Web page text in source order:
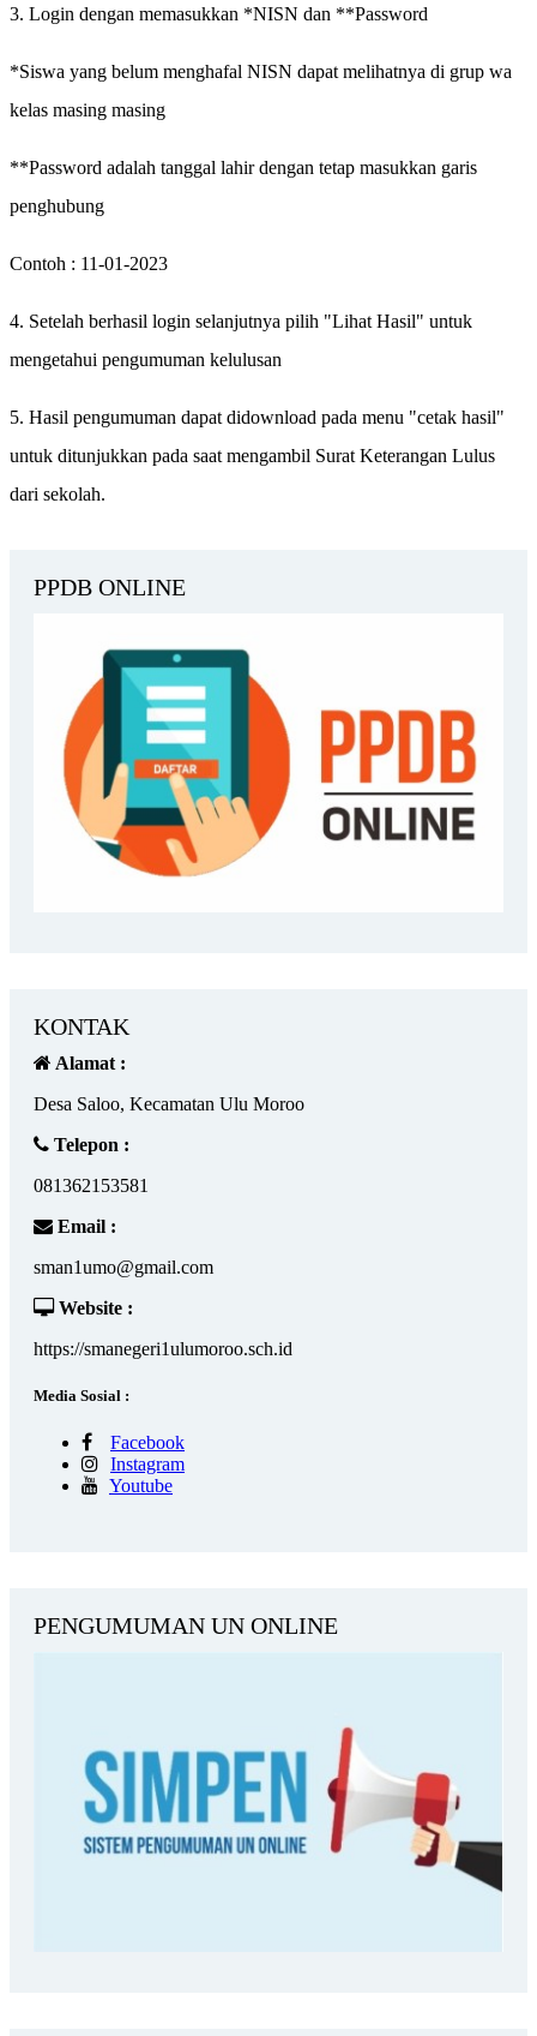
3. Login dengan memasukkan *NISN dan **Password
*Siswa yang belum menghafal NISN dapat melihatnya di grup wa
kelas masing masing
**Password adalah tanggal lahir dengan tetap masukkan garis
penghubung
Contoh : 11-01-2023
4. Setelah berhasil login selanjutnya pilih "Lihat Hasil" untuk
mengetahui pengumuman kelulusan
5. Hasil pengumuman dapat didownload pada menu "cetak hasil"
untuk ditunjukkan pada saat mengambil Surat Keterangan Lulus
dari sekolah.
PPDB ONLINE
KONTAK
Alamat :
Desa Saloo, Kecamatan Ulu Moroo
Telepon :
081362153581
Email :
sman1umo@gmail.com
Website :
https://smanegeri1ulumoroo.sch.id
Media Sosial :
Facebook
Instagram
Youtube
PENGUMUMAN UN ONLINE